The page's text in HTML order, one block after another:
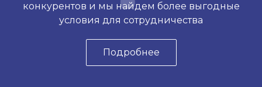
конкурентов и мы найдем более выгодные
условия для сотрудничества
Подробнее